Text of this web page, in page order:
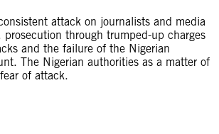
attack on journalists and media
through trumped-up charges
and the failure of the Nigerian
The Nigerian authorities as a matter of
of attack.